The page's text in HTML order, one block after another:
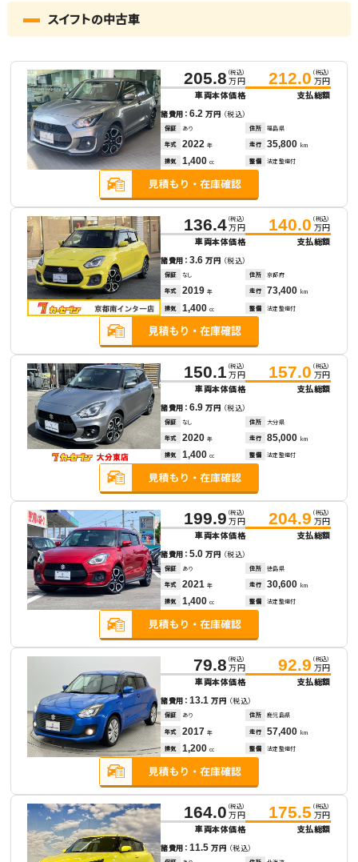
スイフトの中古車
205.8 （税込）
万円
車両本体価格
212.0 （税込）
万円
支払総額
諸費用：6.2万円 （税込）
保証 あり 住所 福島県
年式 2022 年 走行 35,800 km
排気 1,400 cc 整備 法定整備付
136.4 （税込）
万円
車両本体価格
140.0 （税込）
万円
支払総額
諸費用：3.6万円 （税込）
保証 なし 住所 京都府
年式 2019 年 走行 73,400 km
排気 1,400 cc 整備 法定整備付
150.1 （税込）
万円
車両本体価格
157.0 （税込）
万円
支払総額
諸費用：6.9万円 （税込）
保証 なし 住所 大分県
年式 2020 年 走行 85,000 km
排気 1,400 cc 整備 法定整備付
199.9 （税込）
万円
車両本体価格
204.9 （税込）
万円
支払総額
諸費用：5.0万円 （税込）
保証 あり 住所 徳島県
年式 2021 年 走行 30,600 km
排気 1,400 cc 整備 法定整備付
79.8 （税込）
万円
車両本体価格
92.9 （税込）
万円
支払総額
諸費用：13.1万円 （税込）
保証 あり 住所 鹿児島県
年式 2017 年 走行 57,400 km
排気 1,200 cc 整備 法定整備付
164.0 （税込）
万円
車両本体価格
175.5 （税込）
万円
支払総額
諸費用：11.5万円 （税込）